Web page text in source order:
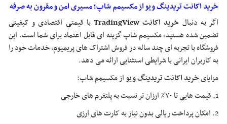
خرید اکانت تریدینگ ویو از مکسیمم شاپ؛ مسیری امن و مقرون به صرفه
اگر به دنبال خرید اکانت TradingView
با قیمتی اقتصادی و کیفیتی
تضمین‌ شده هستید، مکسیمم شاپ گزینه‌ ای قابل اعتماد برای شما است. این
فروشگاه با تجربه ‌ای چند ساله در فروش اشتراک‌ های پریمیوم، خدمات خود را
به کاربران ایرانی با شرایطی استثنایی ارائه می‌ دهد.
مزایایخرید اکانت تریدینگ ویواز مکسیمم شاپ:
1. قیمت‌ هایی تا ۷۰٪ ارزان ‌تر نسبت به پلتفرم ‌های خارجی
2. امکان پرداخت ریالی بدون نیاز به کارت ‌های ارزی